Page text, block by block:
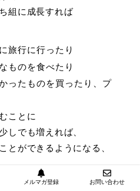
組に成長すれば
旅行に行ったり
ものを食べたり
ったものを買ったり、プ
ことに
しでも増えれば、
とができるようになる、
メルマガ登録 お問い合わせ